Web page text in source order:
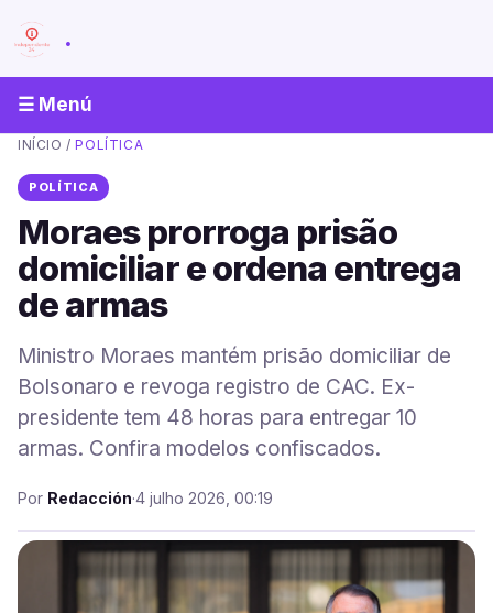
.
☰ Menú
INÍCIO /POLÍTICA
POLÍTICA
Moraes prorroga prisão
domiciliar e ordena entrega
de armas
Ministro Moraes mantém prisão domiciliar de
Bolsonaro e revoga registro de CAC. Ex-
presidente tem 48 horas para entregar 10
armas. Confira modelos confiscados.
Por Redacción·4 julho 2026, 00:19